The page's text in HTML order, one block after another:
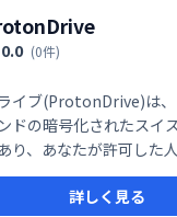
0.0 (0件)
イブ(ProtonDrive)は
ドの暗号化されたスイ
り、あなたが許可した
アクセスできないよう
詳しく見る